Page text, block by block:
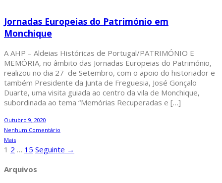
Jornadas Europeias do Património em
Monchique
A AHP – Aldeias Históricas de Portugal/PATRIMÓNIO E
MEMÓRIA, no âmbito das Jornadas Europeias do Património,
realizou no dia 27 de Setembro, com o apoio do historiador e
também Presidente da Junta de Freguesia, José Gonçalo
Duarte, uma visita guiada ao centro da vila de Monchique,
subordinada ao tema “Memórias Recuperadas e […]
Outubro 9, 2020
Nenhum Comentário
Mais
1 2 … 15 Seguinte →
Arquivos